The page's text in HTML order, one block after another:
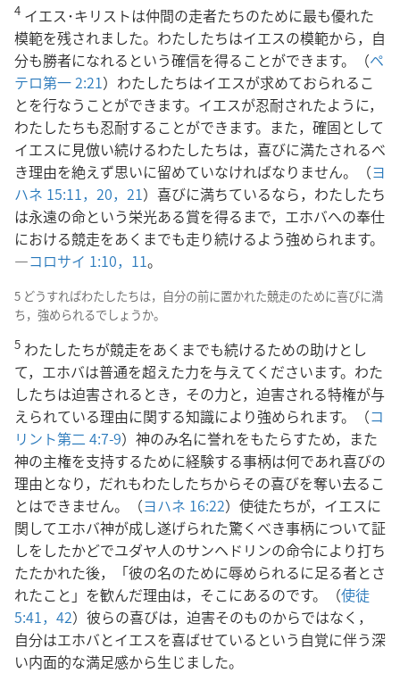
4 イエス･キリストは仲間の走者たちのために最も優れた
模範を残されました。わたしたちはイエスの模範から，自
分も勝者になれるという確信を得ることができます。（ペ
テロ第一 2:21）わたしたちはイエスが求めておられるこ
とを行なうことができます。イエスが忍耐されたように，
わたしたちも忍耐することができます。また，確固として
イエスに見倣い続けるわたしたちは，喜びに満たされるべ
き理由を絶えず思いに留めていなければなりません。（ヨ
ハネ 15:11， 20，21）喜びに満ちているなら，わたしたち
は永遠の命という栄光ある賞を得るまで，エホバへの奉仕
における競走をあくまでも走り続けるよう強められます。
―コロサイ 1:10，11。
5 どうすればわたしたちは，自分の前に置かれた競走のために喜びに満
ち，強められるでしょうか。
5 わたしたちが競走をあくまでも続けるための助けとし
て，エホバは普通を超えた力を与えてくださいます。わた
したちは迫害されるとき，その力と，迫害される特権が与
えられている理由に関する知識により強められます。（コ
リント第二 4:7-9）神のみ名に誉れをもたらすため，また
神の主権を支持するために経験する事柄は何であれ喜びの
理由となり，だれもわたしたちからその喜びを奪い去るこ
とはできません。（ヨハネ 16:22）使徒たちが，イエスに
関してエホバ神が成し遂げられた驚くべき事柄について証
しをしたかどでユダヤ人のサンヘドリンの命令により打ち
たたかれた後，「彼の名のために辱められるに足る者とさ
れたこと」を歓んだ理由は，そこにあるのです。（使徒
5:41，42）彼らの喜びは，迫害そのものからではなく，
自分はエホバとイエスを喜ばせているという自覚に伴う深
い内面的な満足感から生じました。